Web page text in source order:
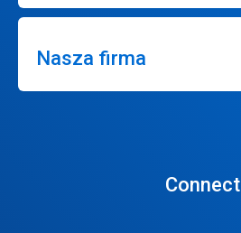
Nasza firma
Connect